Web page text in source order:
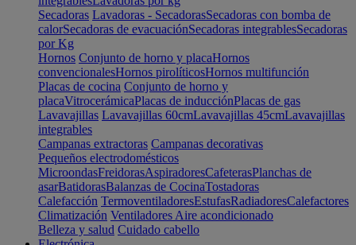
Secadoras Lavadoras - SecadorasSecadoras con bomba de
calorSecadoras de evacuaciónSecadoras integrablesSecadoras
por Kg
Hornos Conjunto de horno y placaHornos
convencionalesHornos pirolíticosHornos multifunción
Placas de cocina Conjunto de horno y
placaVitrocerámicaPlacas de inducciónPlacas de gas
Lavavajillas Lavavajillas 60cmLavavajillas 45cmLavavajillas
integrables
Campanas extractoras Campanas decorativas
Pequeños electrodomésticos
MicroondasFreidorasAspiradoresCafeterasPlanchas de
asarBatidorasBalanzas de CocinaTostadoras
Calefacción TermoventiladoresEstufasRadiadoresCalefactores
Climatización Ventiladores Aire acondicionado
Belleza y salud Cuidado cabello